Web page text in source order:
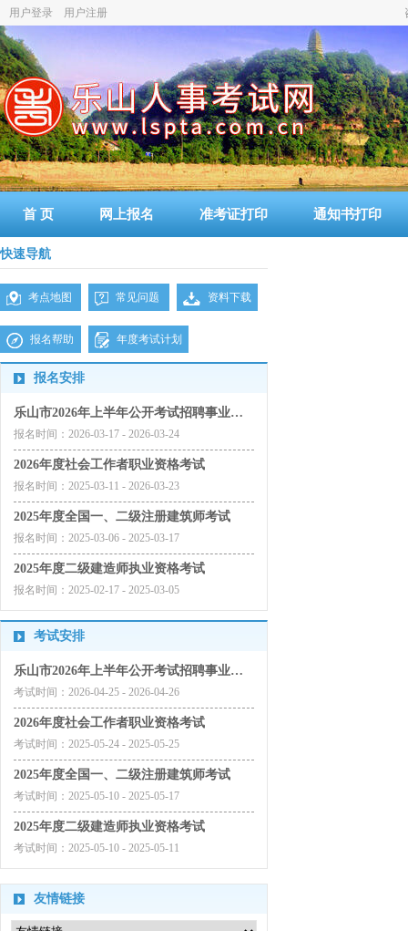
用户登录 用户注册
首 页 网上报名 准考证打印 通知书打印
快速导航
考点地图 常见问题 资料下载
报名帮助 年度考试计划
报名安排
乐山市2026年上半年公开考试招聘事业单位工作人员
报名时间： 2026-03-17 - 2026-03-24
2026年度社会工作者职业资格考试
报名时间： 2025-03-11 - 2026-03-23
2025年度全国一、二级注册建筑师考试
报名时间： 2025-03-06 - 2025-03-17
2025年度二级建造师执业资格考试
报名时间： 2025-02-17 - 2025-03-05
考试安排
乐山市2026年上半年公开考试招聘事业单位工作人员
考试时间： 2026-04-25 - 2026-04-26
2026年度社会工作者职业资格考试
考试时间： 2025-05-24 - 2025-05-25
2025年度全国一、二级注册建筑师考试
考试时间： 2025-05-10 - 2025-05-17
2025年度二级建造师执业资格考试
考试时间： 2025-05-10 - 2025-05-11
友情链接